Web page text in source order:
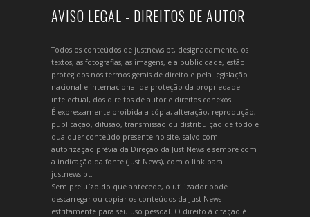
AVISO LEGAL - DIREITOS DE AUTOR
Todos os conteúdos de justnews.pt, designadamente, os
textos, as fotografias, as imagens, e a publicidade, estão
protegidos nos termos gerais de direito e pela legislação
nacional e internacional de proteção da propriedade
intelectual, dos direitos de autor e direitos conexos.
É expressamente proibida a cópia, alteração, reprodução,
publicação, difusão, transmissão ou distribuição de todo e
qualquer conteúdo presente no site, salvo com
autorização prévia da Direção da Just News e sempre com
a indicação da fonte (Just News), com o link para
justnews.pt.
Sem prejuízo do que antecede, o utilizador pode
descarregar ou copiar os conteúdos da Just News
estritamente para seu uso pessoal. O direito à citação é